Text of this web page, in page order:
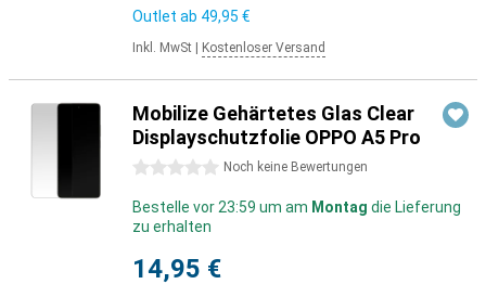
Outlet ab 49,95 €
Inkl. MwSt Kostenloser Versand
Mobilize Gehärtetes Glas Clear
Displayschutzfolie OPPO A5 Pro
0 Sterne Noch keine Bewertungen
Bestelle vor 23:59 um am Montag die Lieferung
zu erhalten
14,95 €